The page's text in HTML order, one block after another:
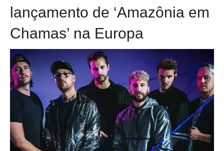
lançamento de ‘Amazônia em
Chamas’ na Europa